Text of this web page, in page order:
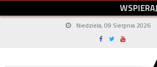
WSPIERAJ
Niedziela, 09 Sierpnia 2026